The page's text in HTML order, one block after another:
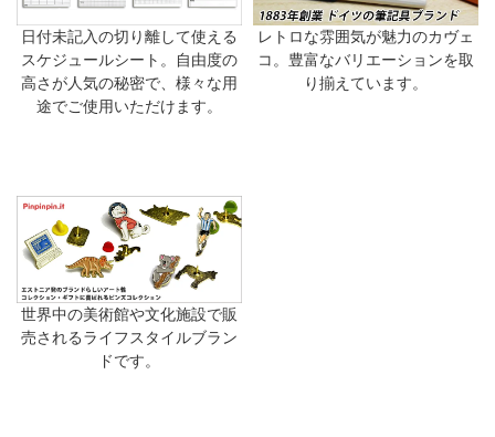
日付未記入の切り離して使える
スケジュールシート。自由度の
高さが人気の秘密で、様々な用
途でご使用いただけます。
レトロな雰囲気が魅力のカヴェ
コ。豊富なバリエーションを取
り揃えています。
世界中の美術館や文化施設で販
売されるライフスタイルブラン
ドです。